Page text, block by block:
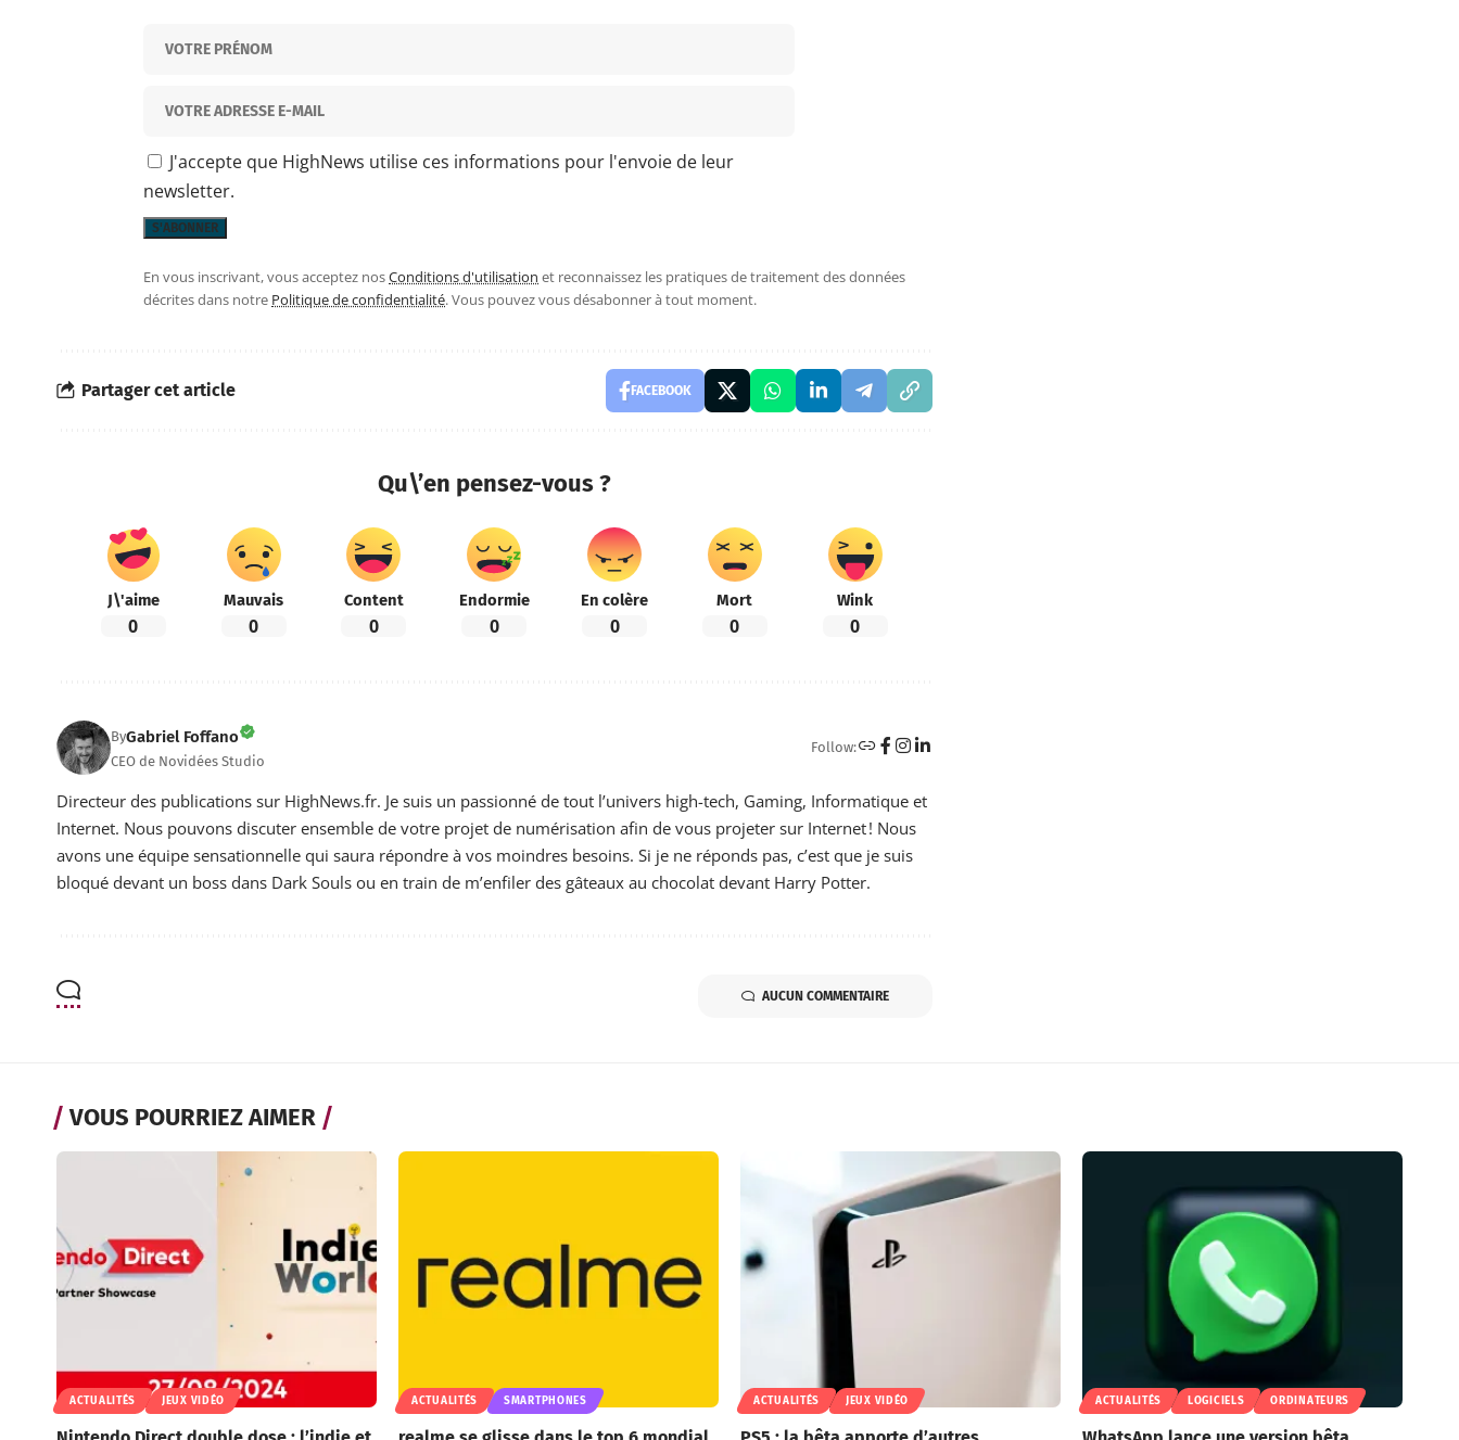
J'accepte que HighNews utilise ces informations pour l'envoie de leur
newsletter.
En vous inscrivant, vous acceptez nosConditions d'utilisation et reconnaissez les pratiques de traitement des données
décrites dans notre Politique de confidentialité. Vous pouvez vous désabonner à tout moment.
Partager cet article FACEBOOK
Qu\’en pensez-vous ?
J\'aime
0
Mauvais
0
Content
0
Endormie
0
En colère
0
Mort
0
Wink
0
ByGabriel Foffano
CEO de Novidées Studio
Follow:
Directeur des publications sur HighNews.fr. Je suis un passionné de tout l’univers high-tech, Gaming, Informatique et
Internet. Nous pouvons discuter ensemble de votre projet de numérisation afin de vous projeter sur Internet ! Nous
avons une équipe sensationnelle qui saura répondre à vos moindres besoins. Si je ne réponds pas, c’est que je suis
bloqué devant un boss dans Dark Souls ou en train de m’enfiler des gâteaux au chocolat devant Harry Potter.
AUCUN COMMENTAIRE
VOUS POURRIEZ AIMER
ACTUALITÉS JEUX VIDÉO ACTUALITÉS SMARTPHONES ACTUALITÉS JEUX VIDÉO ACTUALITÉS LOGICIELS ORDINATEURS